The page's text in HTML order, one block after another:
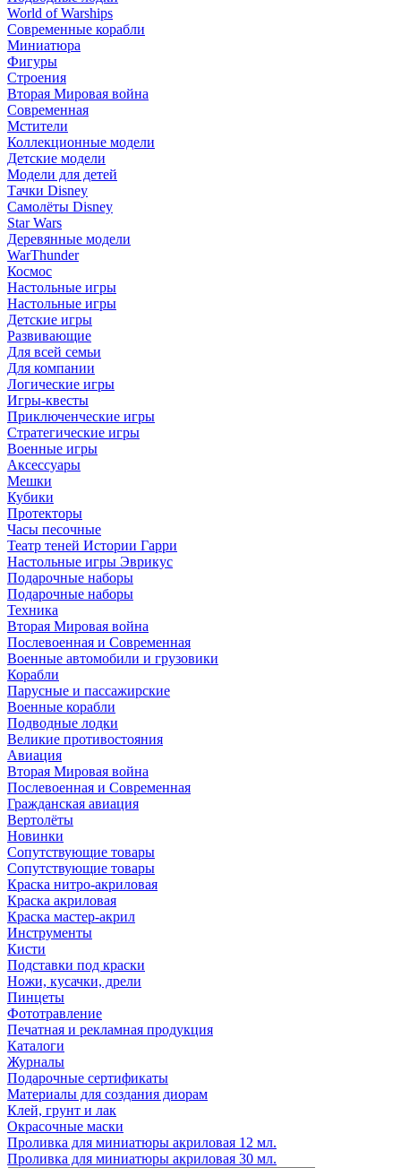
World of Warships
Современные корабли
Миниатюра
Фигуры
Строения
Вторая Мировая война
Современная
Мстители
Коллекционные модели
Детские модели
Модели для детей
Тачки Disney
Самолёты Disney
Star Wars
Деревянные модели
WarThunder
Космос
Настольные игры
Настольные игры
Детские игры
Развивающие
Для всей семьи
Для компании
Логические игры
Игры-квесты
Приключенческие игры
Стратегические игры
Военные игры
Аксессуары
Мешки
Кубики
Протекторы
Часы песочные
Театр теней Истории Гарри
Настольные игры Эврикус
Подарочные наборы
Подарочные наборы
Техника
Вторая Мировая война
Послевоенная и Современная
Военные автомобили и грузовики
Корабли
Парусные и пассажирские
Военные корабли
Подводные лодки
Великие противостояния
Авиация
Вторая Мировая война
Послевоенная и Современная
Гражданская авиация
Вертолёты
Новинки
Сопутствующие товары
Сопутствующие товары
Краска нитро-акриловая
Краска акриловая
Краска мастер-акрил
Инструменты
Кисти
Подставки под краски
Ножи, кусачки, дрели
Пинцеты
Фототравление
Печатная и рекламная продукция
Каталоги
Журналы
Подарочные сертификаты
Материалы для создания диорам
Клей, грунт и лак
Окрасочные маски
Проливка для миниатюры акриловая 12 мл.
Проливка для миниатюры акриловая 30 мл.